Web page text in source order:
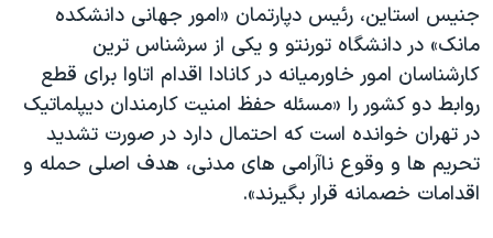
جنیس استاین، رئیس دپارتمان «امور جهانی دانشکده
مانک» در دانشگاه تورنتو و یکی از سرشناس ترین
کارشناسان امور خاورمیانه در کانادا اقدام اتاوا برای قطع
روابط دو کشور را «مسئله حفظ امنیت کارمندان دیپلماتیک
در تهران خوانده است که احتمال دارد در صورت تشدید
تحریم ها و وقوع ناآرامی های مدنی، هدف اصلی حمله و
اقدامات خصمانه قرار بگیرند».